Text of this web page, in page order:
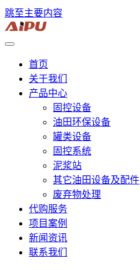
跳至主要内容
首页
关于我们
产品中心
固控设备
油田环保设备
罐类设备
固控系统
泥浆站
其它油田设备及配件
废弃物处理
代购服务
项目案例
新闻资讯
联系我们